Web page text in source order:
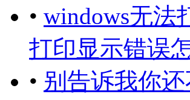
• windows无法
打印显示错误
• 别告诉我你